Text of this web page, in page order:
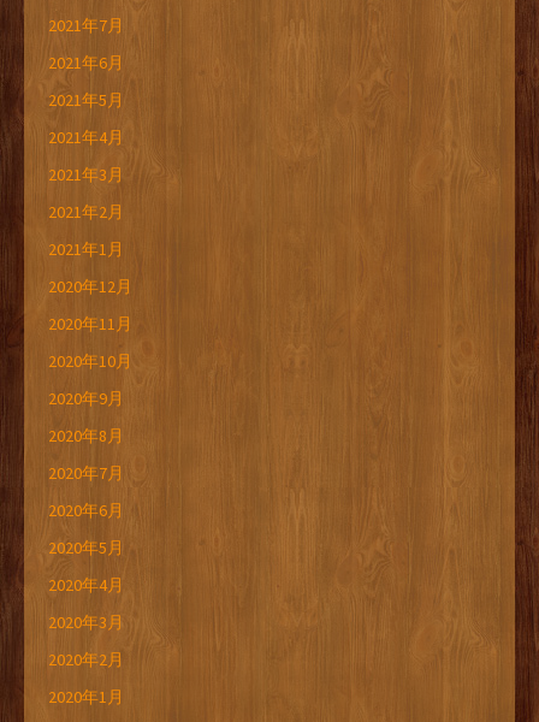
2021年7月
2021年6月
2021年5月
2021年4月
2021年3月
2021年2月
2021年1月
2020年12月
2020年11月
2020年10月
2020年9月
2020年8月
2020年7月
2020年6月
2020年5月
2020年4月
2020年3月
2020年2月
2020年1月